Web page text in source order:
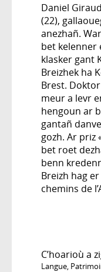
Daniel
(22),
anezhañ.
bet kelenner
klasker gant
Breizhek ha
Brest.
meur a levr
hengoun ar
gantañ
gozh. Ar priz
bet roet
benn
Breizh hag
chemins de
C’hoarioù a
Langue,